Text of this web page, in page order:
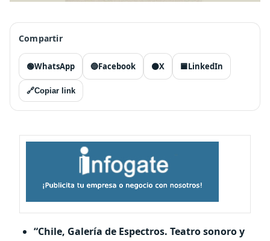
Compartir
🟢WhatsApp 🔵Facebook ⚫X 🟦LinkedIn
🔗Copiar link
“Chile, Galería de Espectros. Teatro sonoro y